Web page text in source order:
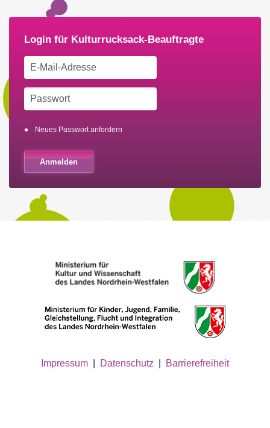
Neues Passwort anfordern
Impressum Datenschutz Barrierefreiheit